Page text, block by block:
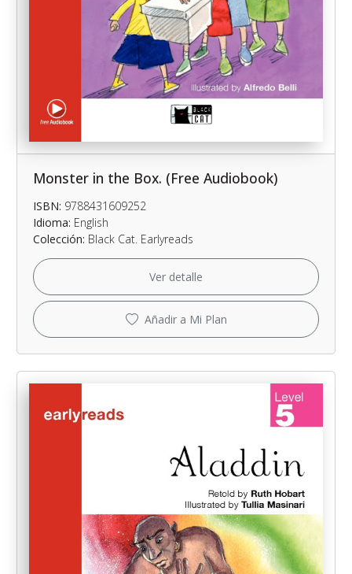
Monster in the Box. (Free Audiobook)
ISBN: 9788431609252
Idioma: English
Colección: Black Cat. Earlyreads
Ver detalle
Añadir a Mi Plan